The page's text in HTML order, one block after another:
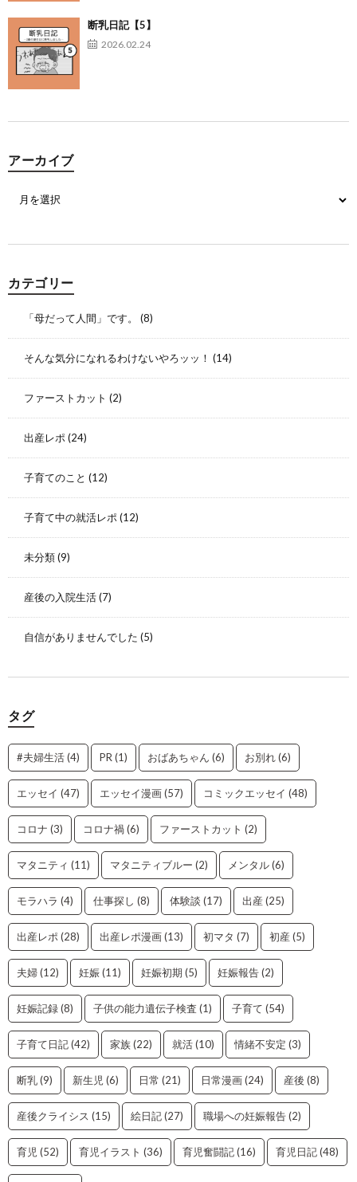
断乳日記【5】
2026.02.24
アーカイブ
カテゴリー
「母だって人間」です。 (8)
そんな気分になれるわけないやろッッ！ (14)
ファーストカット (2)
出産レポ(24)
子育てのこと (12)
子育て中の就活レポ(12)
未分類(9)
産後の入院生活(7)
自信がありませんでした (5)
タグ
#夫婦生活(4) PR(1) おばあちゃん (6) お別れ(6)
エッセイ (47) エッセイ漫画(57) コミックエッセイ (48)
コロナ (3) コロナ禍(6) ファーストカット (2)
マタニティ (11) マタニティブルー (2) メンタル(6)
モラハラ (4) 仕事探し (8) 体験談 (17) 出産 (25)
出産レポ (28) 出産レポ漫画(13) 初マタ (7) 初産 (5)
夫婦(12) 妊娠(11) 妊娠初期 (5) 妊娠報告(2)
妊娠記録(8) 子供の能力遺伝子検査 (1) 子育て (54)
子育て日記(42) 家族(22) 就活(10) 情緒不安定 (3)
断乳(9) 新生児(6) 日常 (21) 日常漫画(24) 産後 (8)
産後クライシス (15) 絵日記(27) 職場への妊娠報告(2)
育児(52) 育児イラスト (36) 育児奮闘記(16) 育児日記(48)